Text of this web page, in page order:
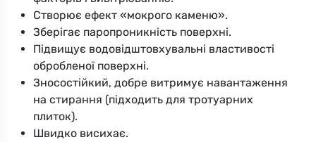
Створює ефект «мокрого каменю».
Зберігає паропроникність поверхні.
Підвищує водовідштовхувальні властивості
обробленої поверхні.
Зносостійкий, добре витримує навантаження
на стирання (підходить для тротуарних
плиток).
Швидко висихає.